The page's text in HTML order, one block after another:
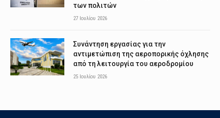
των πολιτών
27 Ιουλίου 2026
Συνάντηση εργασίας για την
αντιμετώπιση της αεροπορικής όχλησης
από τη λειτουργία του αεροδρομίου
25 Ιουλίου 2026